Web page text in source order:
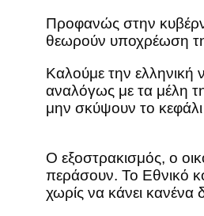
Προφανώς στην
θεωρούν υποχρέωση
Καλούμε την ελληνική
αναλόγως με τα μέλη
μην σκύψουν το
Ο εξοστρακισμός, ο
περάσουν. Το Εθνικό
χωρίς να κάνει κανένα